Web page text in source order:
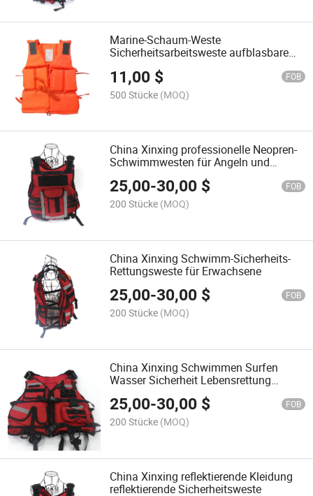
Marine-Schaum-Weste
Sicherheitsarbeitsweste aufblasbare
11,00 $ FOB
500 Stücke (MOQ)
China Xinxing professionelle Neopren-
Schwimmwesten für Angeln und
Schwimmen Sicherheit
25,00-30,00 $ FOB
200 Stücke (MOQ)
China Xinxing Schwimm-Sicherheits-
Rettungsweste für Erwachsene
25,00-30,00 $ FOB
200 Stücke (MOQ)
China Xinxing Schwimmen Surfen
Wasser Sicherheit Lebensrettung
25,00-30,00 $ FOB
200 Stücke (MOQ)
China Xinxing reflektierende Kleidung
reflektierende Sicherheitsweste